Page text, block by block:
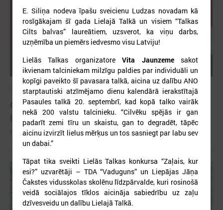
2026. gada 26. maijs
Cildināti “Talkas cilts balvas” uzvarētāji un
pašvaldību koordinatori
Cildināti “Talkas cilts balvas” uzvarētāji un pašvaldību koordinatori
E. Siliņa nodeva īpašu sveicienu Ludzas novadam kā
rosīgākajam šī gada Lielajā Talkā un visiem “Talkas
Cilts balvas” laureātiem, uzsverot, ka viņu darbs,
uzņēmība un piemērs iedvesmo visu Latviju!
Lielās Talkas organizatoreVita Jaunzemesakot
ikvienam talciniekam milzīgu paldies par individuāli un
kopīgi paveikto šī pavasara talkā, aicina uz dalību ANO
starptautiski atzīmējamo dienu kalendārā ierakstītajā
Pasaules talkā 20. septembrī, kad kopā talko vairāk
nekā 200 valstu talcinieku. “Cilvēku spējās ir gan
padarīt zemi tīru un skaistu, gan to degradēt, tāpēc
aicinu izvirzīt lielus mērķus un tos sasniegt par labu sev
un dabai.”
Tāpat tika sveikti Lielās Talkas konkursa “Zaļais, kur
esi?” uzvarētāji – TDA “Vaduguns” un Liepājas Jāņa
Čakstes vidusskolas skolēnu līdzpārvalde, kuri rosinošā
veidā sociālajos tīklos aicināja sabiedrību uz zaļu
dzīvesveidu un dalību Lielajā Talkā.